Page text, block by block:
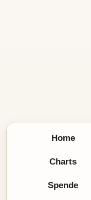
Home
Charts
Spende